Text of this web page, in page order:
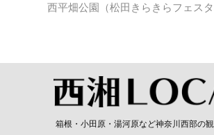
西平畑公園（松田きらきらフェスタ
箱根・小田原・湯河原など神奈川西部の